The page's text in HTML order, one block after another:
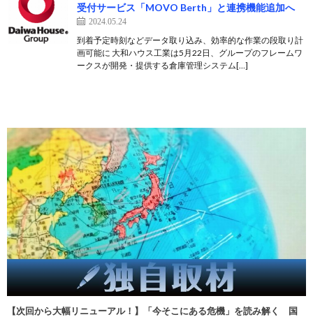
受付サービス「MOVO Berth」と連携機能追加へ
2024.05.24
到着予定時刻などデータ取り込み、効率的な作業の段取り計
画可能に 大和ハウス工業は5月22日、グループのフレームワ
ークスが開発・提供する倉庫管理システム[…]
【次回から大幅リニューアル！】「今そこにある危機」を読み解く 国